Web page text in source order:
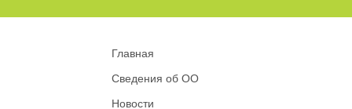
Главная
Сведения об ОО
Новости